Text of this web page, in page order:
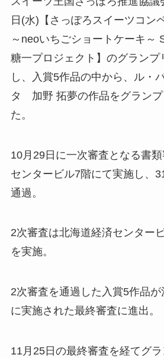
日(水)【さっぽろスイーツコン
～neoいちごショートケーキ～
糖一プロジェクト】のグランプ
し、入賞5作品の中から、ル・
タ 加野 拓夢の作品をグランプ
た。
10月29日に一次審査となる書
センタービル7階にて実施し、
通過。
2次審査は北海道経済センター
を実施。
2次審査を通過した入賞5作品が
に実施された最終審査に進出。
11月25日の最終審査を経てグ